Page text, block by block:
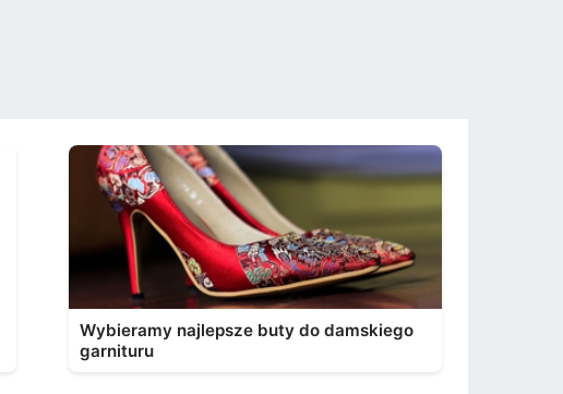
Wybieramy najlepsze buty do damskiego
garnituru